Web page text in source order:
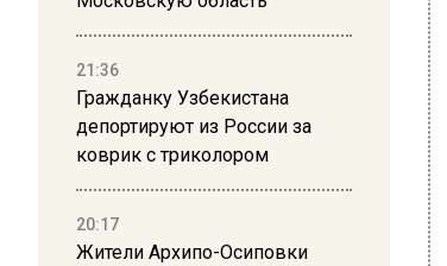
21:36
Гражданку Узбекистана
депортируют из России за
коврик с триколором
20:17
Жители Архипо-Осиповки